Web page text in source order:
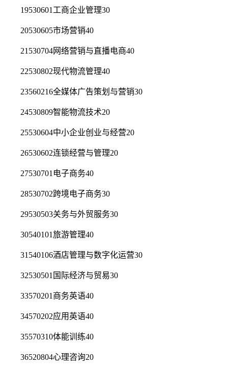
19530601工商企业管理30
20530605市场营销40
21530704网络营销与直播电商40
22530802现代物流管理40
23560216全媒体广告策划与营销30
24530809智能物流技术20
25530604中小企业创业与经营20
26530602连锁经营与管理20
27530701电子商务40
28530702跨境电子商务30
29530503关务与外贸服务30
30540101旅游管理40
31540106酒店管理与数字化运营30
32530501国际经济与贸易30
33570201商务英语40
34570202应用英语40
35570310体能训练40
36520804心理咨询20